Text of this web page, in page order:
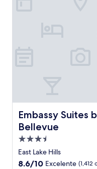
Embassy Suites
Bellevue
Embassy Suites by
Propiedad
de
3.5
East Lake Hills
8.6
8.6/10 Excelente (1,412